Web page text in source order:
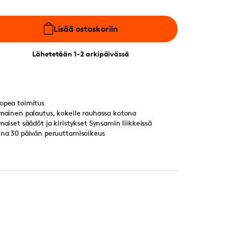
Lisää ostoskoriin
Lähetetään 1-2 arkipäivässä
toimitus
palautus, kokeile rauhassa kotona
säädöt ja kiristykset Synsamin liikkeissä
30 päivän peruuttamisoikeus